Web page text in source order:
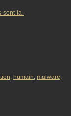
sont-la-
, humain, malware,